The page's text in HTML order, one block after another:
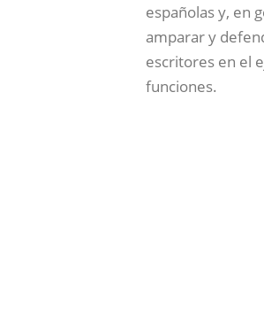
españolas y, en
amparar y
escritores en el
funciones.